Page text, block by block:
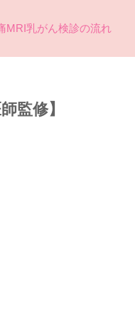
MRI乳がん検診の流れ
監修】